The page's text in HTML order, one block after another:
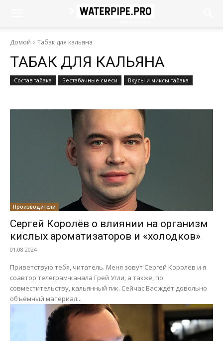
Домой Табак для кальяна
ТАБАК ДЛЯ КАЛЬЯНА
Cостав табака Бестабачные смеси Вкусы и миксы табака
Производители
Сергей Королёв о влиянии на организм
кислых ароматизаторов и «холодков»
01.08.2024
Приветствую тебя, читатель. Меня зовут Сергей Королёв и я
соавтор телеграм-канала Грей Угли, а также, по
совместительству, кальянный гик. Сейчас Вас ждёт довольно
объёмный материал...